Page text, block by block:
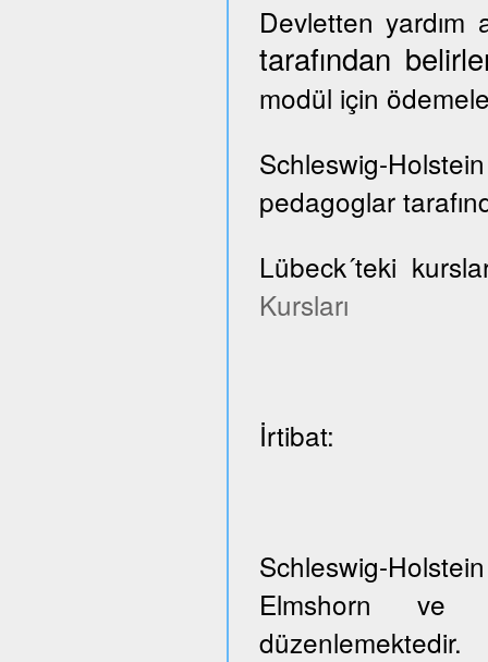
Devletten
tarafından
modül için
Schleswig-
pedagoglar
Lübeck´teki
Kursları
İrtibat:
Schleswig-
Elmshorn ve
düzenlemektedir.